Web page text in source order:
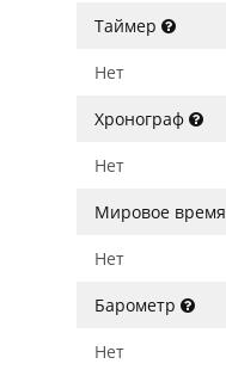
Таймер
Нет
Хронограф
Нет
Мировое время
Нет
Барометр
Нет